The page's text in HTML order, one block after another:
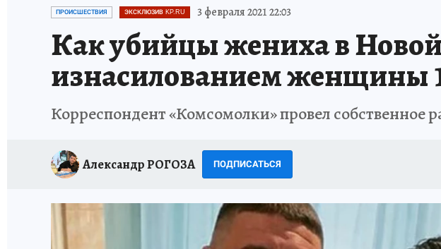
ИСПЫТАНО НА СЕБЕ
ПРОИСШЕСТВИЯ ЭКСКЛЮЗИВ KP.RU 3 февраля 2021 22:03
Как убийцы жениха в
изнасилованием женщины
Корреспондент «Комсомолки» провел собственное
Александр РОГОЗА ПОДПИСАТЬСЯ